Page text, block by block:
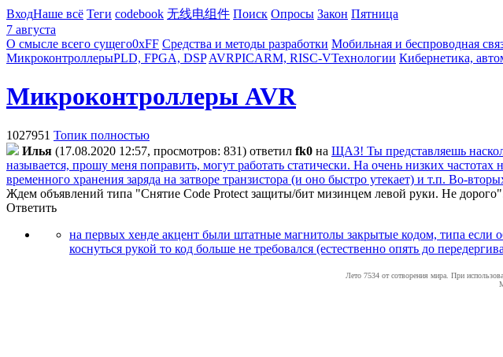
ВходНаше всё Теги codebook 无线电组件 Поиск Опросы Закон Пятница
7 августа
О смысле всего сущего0xFF Средства и методы разработки Мобильная и беспроводная
МикроконтроллерыPLD, FPGA, DSP AVRPICARM, RISC-VТехнологии Кибернетика,
Микроконтроллеры AVR
1027951 Топик полностью
Илья (17.08.2020 12:57, просмотров: 831) ответил fk0 на ЩАЗ! Ты представляешь
называется, прошу меня поправить, могут работать статически. На очень низких
временного хранения заряда на затворе транзистора (и оно быстро утекает) и т.п. Во-
Ждем объявлений типа "Снятие Code Protect защиты/бит мизинцем левой руки. Не
Ответить
на первых хенде акцент были штатные магнитолы закрытые кодом, типа если
коснуться рукой то код больше не требовался (естественно опять до
Лето 7534 от сотворения мира. При